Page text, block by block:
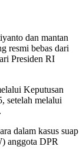
dan mantan
resmi bebas dari
Presiden RI
Keputusan
setelah melalui
dalam kasus suap
anggota DPR